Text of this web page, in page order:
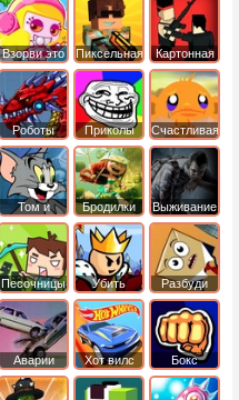
вперед
Гамбола
Взорви это
Пиксельная
война
Картонная
башка
Роботы
динозавры
Приколы
Счастливая
обезьянка
Том и
джерри
Бродилки
Приключения
Выживание
Песочницы
Убить
короля
Разбуди
коробку
Аварии
машин
Хот вилс Бокс